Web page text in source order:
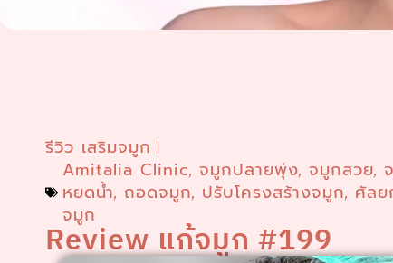
รีวิว เสริมจมูก
Amitalia Clinic,จมูกปลายพุ่ง,จมูกสวย,
หยดน้ำ, ถอดจมูก, ปรับโครงสร้างจมูก, ศัลย
จมูก
Review แก้จมูก #199